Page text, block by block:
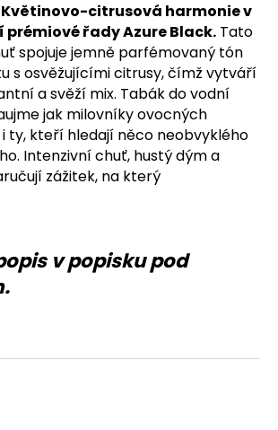
citrusová harmonie v
řady Azure Black. Tato
spojuje jemně parfémovaný tón
s osvěžujícími citrusy, čímž vytváří
a svěží mix. Tabák do vodní
jak milovníky ovocných
ty, kteří hledají něco neobvyklého
Intenzivní chuť, hustý dým a
zážitek, na který
v popisku pod